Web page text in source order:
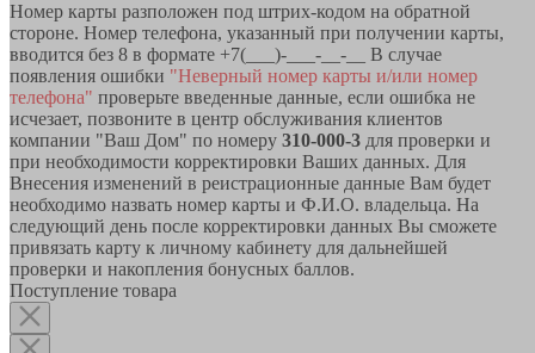
Номер карты разположен под штрих-кодом на обратной
стороне. Номер телефона, указанный при получении карты,
вводится без 8 в формате +7(___)-___-__-__ В случае
появления ошибки "Неверный номер карты и/или номер
телефона" проверьте введенные данные, если ошибка не
исчезает, позвоните в центр обслуживания клиентов
компании "Ваш Дом" по номеру 310-000-3 для проверки и
при необходимости корректировки Ваших данных. Для
Внесения изменений в реистрационные данные Вам будет
необходимо назвать номер карты и Ф.И.О. владельца. На
следующий день после корректировки данных Вы сможете
привязать карту к личному кабинету для дальнейшей
проверки и накопления бонусных баллов.
Поступление товара